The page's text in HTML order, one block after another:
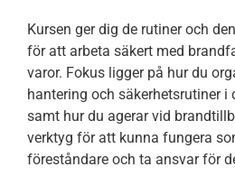
Kursen ger dig de rutiner och
för att arbeta säkert med
varor. Fokus ligger på hur du
hantering och säkerhetsrutiner i
samt hur du agerar vid
verktyg för att kunna fungera
föreståndare och ta ansvar för